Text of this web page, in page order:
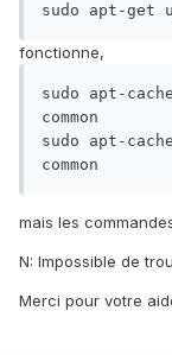
sudo apt-get
fonctionne,
sudo apt-
common
sudo apt-
common
mais les
N: Impossible de
Merci pour votre